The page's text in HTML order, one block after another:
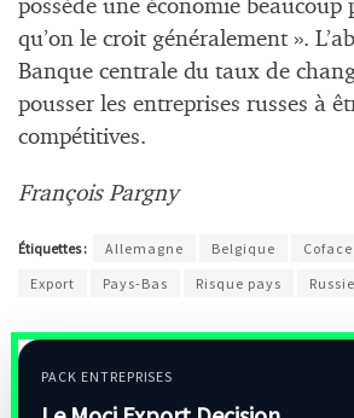
possède une économie beaucoup
qu’on le croit généralement ».
Banque centrale du taux de
pousser les entreprises russes à
compétitives.
François Pargny
Étiquettes : Allemagne Belgique Coface
Export
Pays-Bas Risque pays Russie
PACK ENTREPRISES